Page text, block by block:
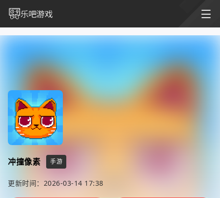
冲撞像素 手游
更新时间：2026-03-14 17:38